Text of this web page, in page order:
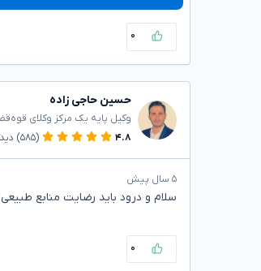
۰
حسین حاجی زاده
وکیل پایه یک مرکز وکلای
۴.۸
(۵۸۵)
۵ سال پیش
سلام و درود باید رضایت منابع طبیعی
۰